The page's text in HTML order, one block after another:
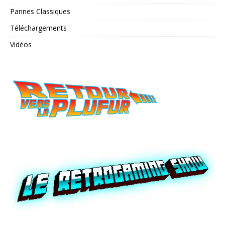
Pannes Classiques
Téléchargements
Vidéos